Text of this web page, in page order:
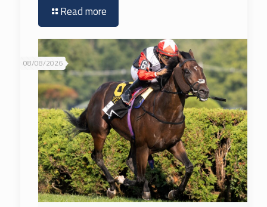
Read more
08/08/2026